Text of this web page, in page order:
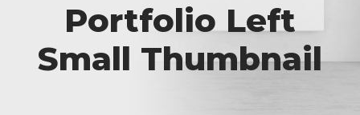
Portfolio Left
Small Thumbnail